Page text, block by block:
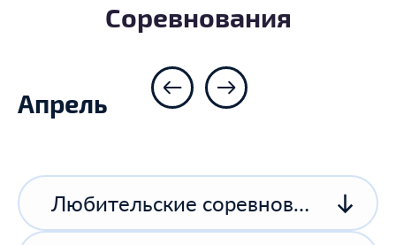
Соревнования
Апрель
Любительские соревнования